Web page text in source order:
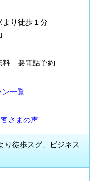
り徒歩１分
要電話予約
ン一覧
客さまの声
り徒歩スグ、ビジネス